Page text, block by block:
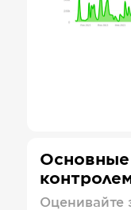
Основные
Оценивайте